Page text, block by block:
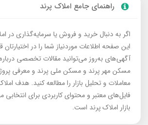
راهنمای جامع املاک پرند
اگر به دنبال خرید و فروش یا سرمایه‌گذاری در
این صفحه اطلاعات موردنیاز شما را در اختیارتان
آگهی‌های به‌روز می‌توانید مقالات تخصصی
مسکن مهر پرند و مسکن ملی پرند و معرفی
معاملات و تحلیل بازار را مطالعه کنید. هدف
فایل‌های معتبر و محتوای کاربردی برای انتخابی
بازار املاک پرند است.